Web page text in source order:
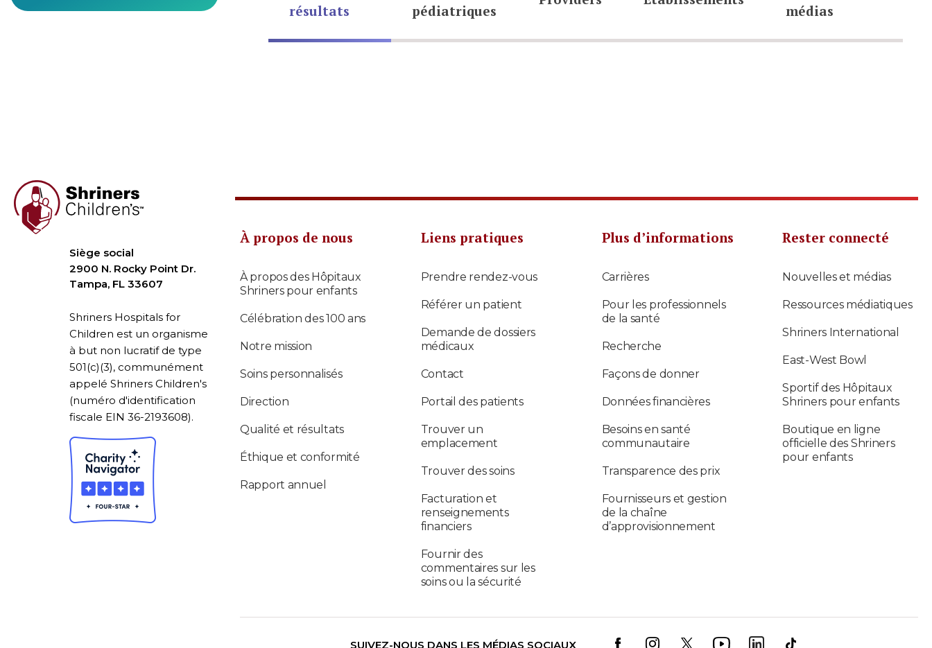
résultats
pédiatriques
médias
Siège social
2900 N. Rocky Point Dr.
Tampa, FL 33607
Shriners Hospitals for
Children est un organisme
à but non lucratif de type
501(c)(3), communément
appelé Shriners Children's
(numéro d'identification
fiscale EIN 36-2193608).
À propos de nous
À propos des Hôpitaux
Shriners pour enfants
Célébration des 100 ans
Notre mission
Soins personnalisés
Direction
Qualité et résultats
Éthique et conformité
Rapport annuel
Liens pratiques
Prendre rendez-vous
Référer un patient
Demande de dossiers
médicaux
Contact
Portail des patients
Trouver un
emplacement
Trouver des soins
Facturation et
renseignements
financiers
Fournir des
commentaires sur les
soins ou la sécurité
Plus d’informations
Carrières
Pour les professionnels
de la santé
Recherche
Façons de donner
Données financières
Besoins en santé
communautaire
Transparence des prix
Fournisseurs et gestion
de la chaîne
d’approvisionnement
Rester connecté
Nouvelles et médias
Ressources médiatiques
Shriners International
East-West Bowl
Sportif des Hôpitaux
Shriners pour enfants
Boutique en ligne
officielle des Shriners
pour enfants
SUIVEZ-NOUS DANS LES MÉDIAS SOCIAUX